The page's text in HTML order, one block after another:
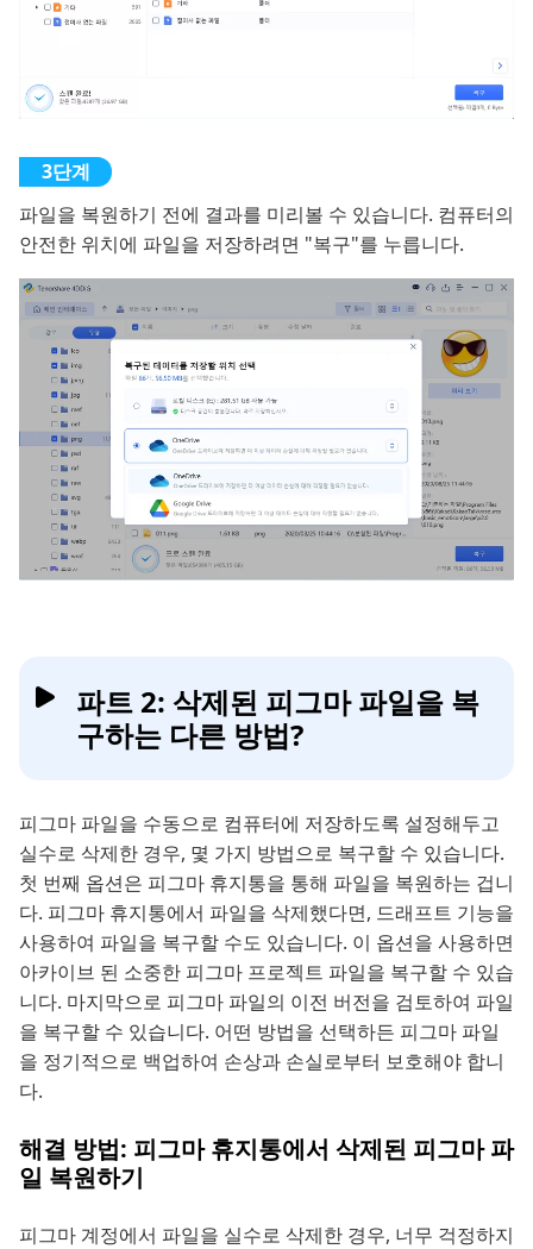
파일을 복원하기 전에 결과를 미리볼 수 있습니다. 컴퓨터의
안전한 위치에 파일을 저장하려면 "복구"를 누릅니다.
파트 2: 삭제된 피그마 파일을 복
구하는 다른 방법?
피그마 파일을 수동으로 컴퓨터에 저장하도록 설정해두고
실수로 삭제한 경우, 몇 가지 방법으로 복구할 수 있습니다.
첫 번째 옵션은 피그마 휴지통을 통해 파일을 복원하는 겁니
다. 피그마 휴지통에서 파일을 삭제했다면, 드래프트 기능을
사용하여 파일을 복구할 수도 있습니다. 이 옵션을 사용하면
아카이브 된 소중한 피그마 프로젝트 파일을 복구할 수 있습
니다. 마지막으로 피그마 파일의 이전 버전을 검토하여 파일
을 복구할 수 있습니다. 어떤 방법을 선택하든 피그마 파일
을 정기적으로 백업하여 손상과 손실로부터 보호해야 합니
다.
해결 방법: 피그마 휴지통에서 삭제된 피그마 파
일 복원하기
피그마 계정에서 파일을 실수로 삭제한 경우, 너무 걱정하지